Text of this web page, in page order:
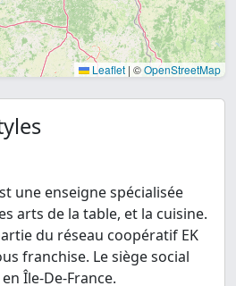
Leaflet | ©OpenStreetMap
une enseigne spécialisée
arts de la table, et la cuisine.
du réseau coopératif EK
franchise. Le siège social
Île-De-France.